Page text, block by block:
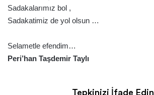
Sadakalarımız bol ,
Sadakatimiz de yol olsun …
Selametle efendim…
Peri’han Taşdemir Taylı
Tepkinizi İfade Edin